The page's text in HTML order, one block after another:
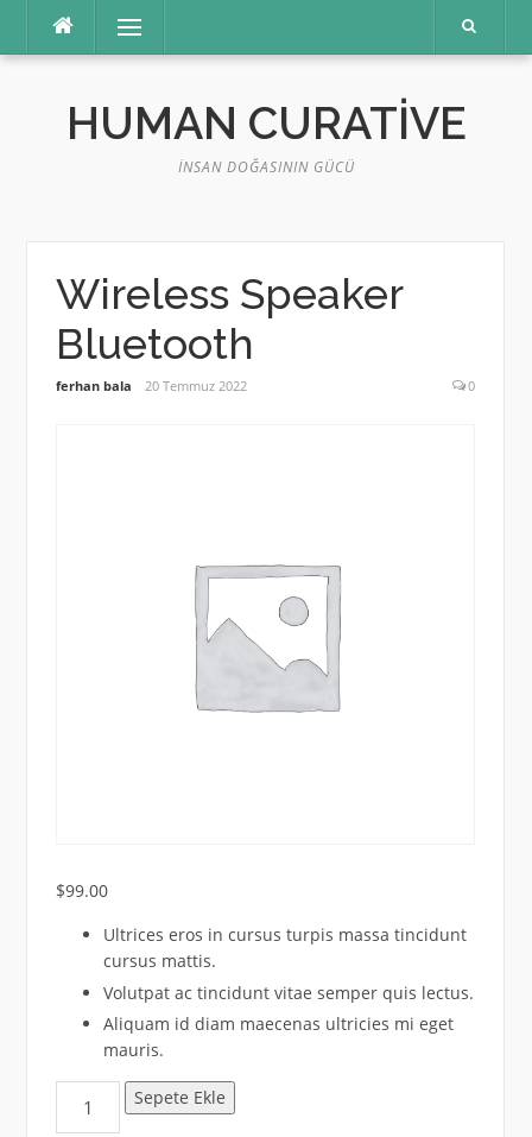
Menü
HUMAN CURATIVE
İNSAN DOĞASININ GÜCÜ
Wireless Speaker
Bluetooth
ferhan bala 20 Temmuz 2022 0
$99.00
Ultrices eros in cursus turpis massa tincidunt
cursus mattis.
Volutpat ac tincidunt vitae semper quis lectus.
Aliquam id diam maecenas ultricies mi eget
mauris.
Speaker
Sepete Ekle